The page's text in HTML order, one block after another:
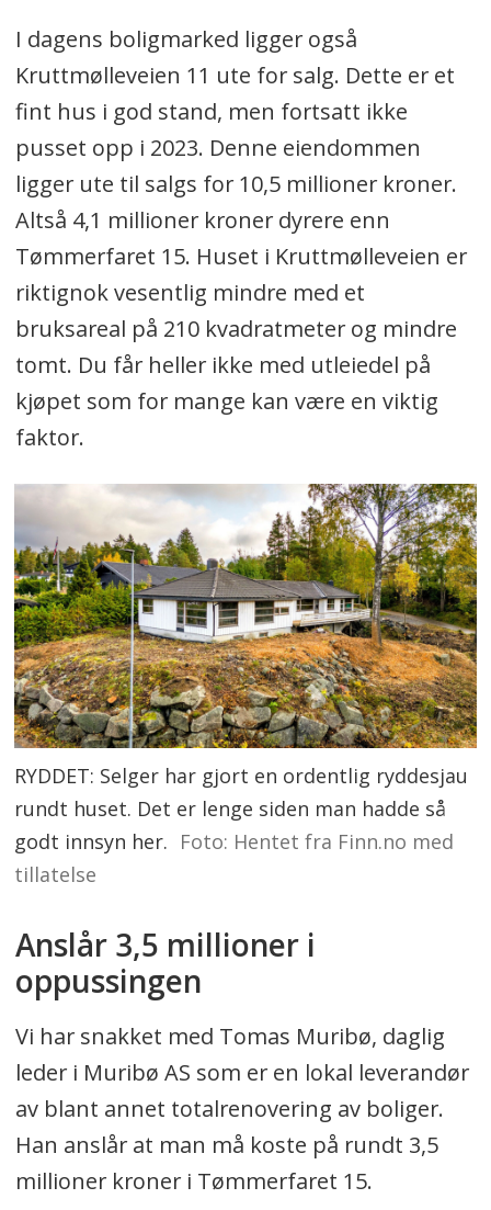
I dagens boligmarked ligger også
Kruttmølleveien 11 ute for salg. Dette er et
fint hus i god stand, men fortsatt ikke
pusset opp i 2023. Denne eiendommen
ligger ute til salgs for 10,5 millioner kroner.
Altså 4,1 millioner kroner dyrere enn
Tømmerfaret 15. Huset i Kruttmølleveien er
riktignok vesentlig mindre med et
bruksareal på 210 kvadratmeter og mindre
tomt. Du får heller ikke med utleiedel på
kjøpet som for mange kan være en viktig
faktor.
RYDDET: Selger har gjort en ordentlig ryddesjau
rundt huset. Det er lenge siden man hadde så
godt innsyn her. Foto: Hentet fra Finn.no med
tillatelse
Anslår 3,5 millioner i
oppussingen
Vi har snakket med Tomas Muribø, daglig
leder i Muribø AS som er en lokal leverandør
av blant annet totalrenovering av boliger.
Han anslår at man må koste på rundt 3,5
millioner kroner i Tømmerfaret 15.